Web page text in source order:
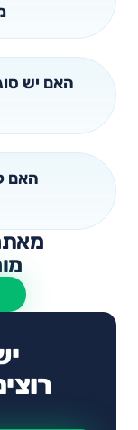
האם יש
האם